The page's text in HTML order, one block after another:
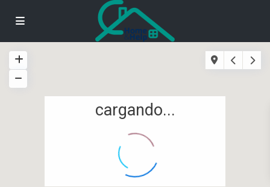
cargando...